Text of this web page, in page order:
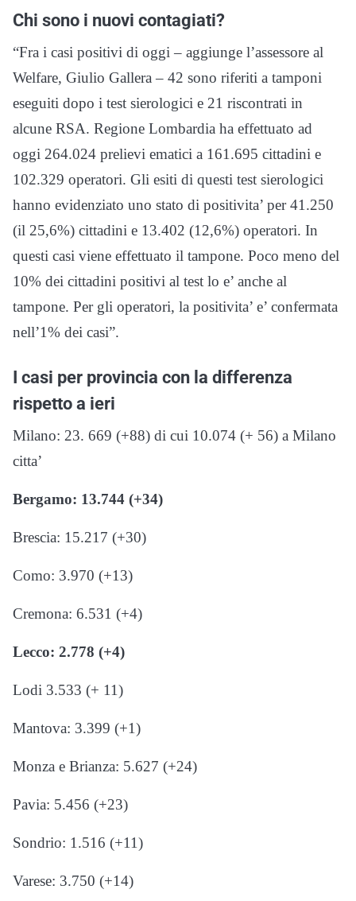
Chi sono i nuovi contagiati?
“Fra i casi positivi di oggi – aggiunge l’assessore al
Welfare, Giulio Gallera – 42 sono riferiti a tamponi
eseguiti dopo i test sierologici e 21 riscontrati in
alcune RSA. Regione Lombardia ha effettuato ad
oggi 264.024 prelievi ematici a 161.695 cittadini e
102.329 operatori. Gli esiti di questi test sierologici
hanno evidenziato uno stato di positivita’ per 41.250
(il 25,6%) cittadini e 13.402 (12,6%) operatori. In
questi casi viene effettuato il tampone. Poco meno del
10% dei cittadini positivi al test lo e’ anche al
tampone. Per gli operatori, la positivita’ e’ confermata
nell’1% dei casi”.
I casi per provincia con la differenza
rispetto a ieri
Milano: 23. 669 (+88) di cui 10.074 (+ 56) a Milano
citta’
Bergamo: 13.744 (+34)
Brescia: 15.217 (+30)
Como: 3.970 (+13)
Cremona: 6.531 (+4)
Lecco: 2.778 (+4)
Lodi 3.533 (+ 11)
Mantova: 3.399 (+1)
Monza e Brianza: 5.627 (+24)
Pavia: 5.456 (+23)
Sondrio: 1.516 (+11)
Varese: 3.750 (+14)